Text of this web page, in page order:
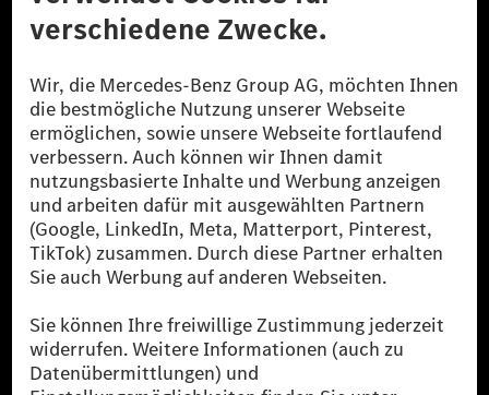
© 2026 Mercedes-Benz Group AG. Alle Rechte vorbehalten.
[1] Bilanziell CO₂-neutral bedeutet, dass nicht vermiedene oder nicht
reduzierte CO₂-Emissionen bei der Mercedes-Benz Group durch
zertifizierte Ausgleichsprojekte kompensiert werden.
[2] Renewable Charging ist ein integraler Bestandteil von MB.CHARGE
Public in Europa, den USA, Kanada und China. Sofern an der jeweiligen
Ladestation noch kein Strom aus erneuerbaren Energien vorliegt,
verwendet Renewable Charging Grünstromzertifikate*. Diese stellen
sicher, dass für Ladevorgänge über MB.CHARGE Public eine äquivalente
Strommenge aus erneuerbaren Energien ins Stromnetz eingespeist wird.
als sechs Jahre sind.
* Inkl. EKOenergy Ökolabel
* Die angegebenen Werte wurden nach dem vorgeschriebenen
Messverfahren WLTP (Worldwide harmonised Light vehicles Test